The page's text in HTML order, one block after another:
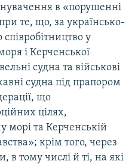
в «порушенні
те, що, за українсько-
у
і Керченської
судна та військові
судна під прапором
що
цілях,
морі та Керченській
крім того, через
в тому числі й ті, на які